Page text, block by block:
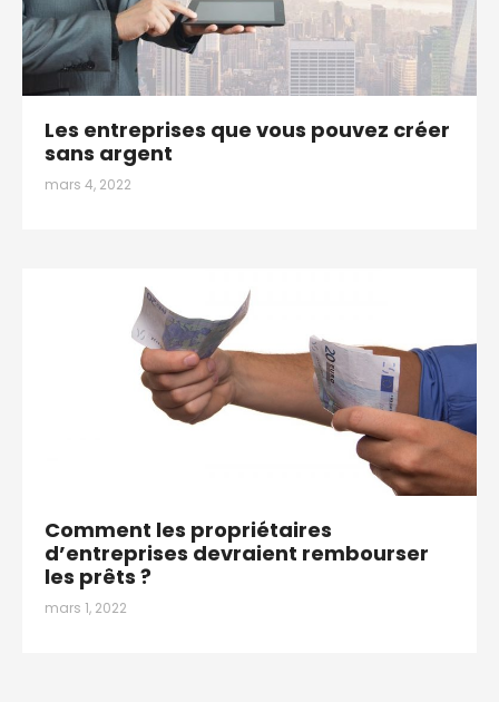
Les entreprises que vous pouvez créer
sans argent
mars 4, 2022
Comment les propriétaires
d’entreprises devraient rembourser
les prêts ?
mars 1, 2022